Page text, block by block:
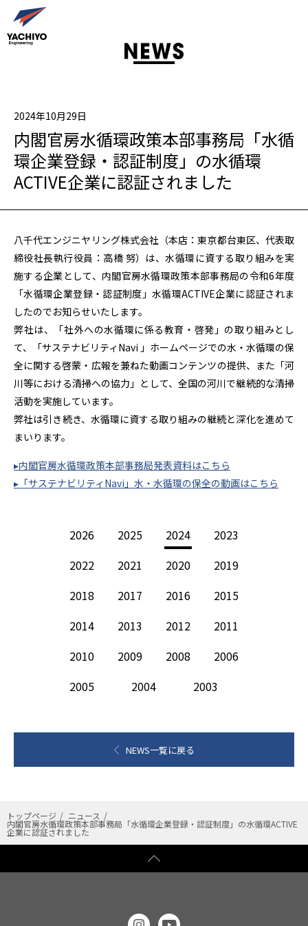
2024年10月29日
内閣官房水循環政策本部事務局「水循
環企業登録・認証制度」の水循環
ACTIVE企業に認証されました
八千代エンジニヤリング株式会社（本店：東京都台東区、代表取
締役社長執行役員：高橋 努）は、水循環に資する取り組みを実
施する企業として、内閣官房水循環政策本部事務局の令和6年度
「水循環企業登録・認証制度」水循環ACTIVE企業に認証されま
したのでお知らせいたします。
弊社は、「社外への水循環に係る教育・啓発」の取り組みとし
て、「サステナビリティNavi 」ホームページでの水・水循環の保
全に関する啓蒙・広報を兼ねた動画コンテンツの提供、また「河
川等における清掃への協力」として、全国の河川で継続的な清掃
活動を実施しています。
弊社は引き続き、水循環に資する取り組みの継続と深化を進めて
まいります。
▸内閣官房水循環政策本部事務局発表資料はこちら
▸「サステナビリティNavi」水・水循環の保全の動画はこちら
2026 2025 2024
2023
2022
2021 2020
2019
2018
2017 2016
2015
2014
2013 2012
2011
2010
2009 2008
2006
2005
2004 2003
NEWS一覧に戻る
トップページ ニュース
内閣官房水循環政策本部事務局「水循環企業登録・認証制度」の水循環ACTIVE
企業に認証されました